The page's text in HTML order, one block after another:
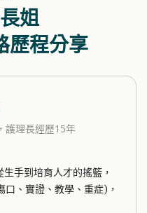
姐
歷程分享
護理長經歷15年
手到培育人才的搖籃，
、實證、教學、重症)，